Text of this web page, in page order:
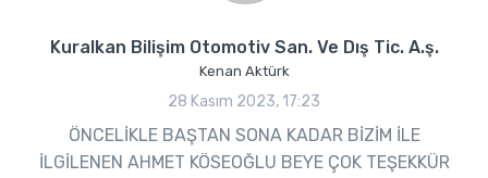
Kuralkan Bilişim Otomotiv San. Ve Dış Tic. A.ş.
Kenan Aktürk
28 Kasım 2023, 17:23
ÖNCELİKLE BAŞTAN SONA KADAR BİZİM İLE
İLGİLENEN AHMET KÖSEOĞLU BEYE ÇOK TEŞEKKÜR